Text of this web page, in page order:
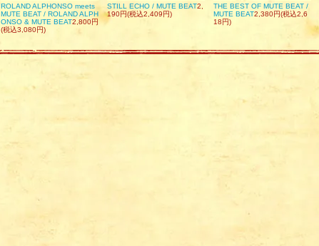
ROLAND ALPHONSO meets
MUTE BEAT / ROLAND ALPH
ONSO & MUTE BEAT2,800円
(税込3,080円)
STILL ECHO / MUTE BEAT2,
190円(税込2,409円)
THE BEST OF MUTE BEAT /
MUTE BEAT2,380円(税込2,6
18円)